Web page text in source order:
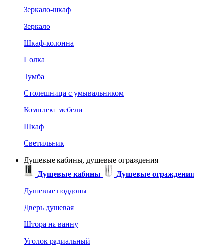
Зеркало-шкаф
Зеркало
Шкаф-колонна
Полка
Тумба
Столешница с умывальником
Комплект мебели
Шкаф
Светильник
Душевые кабины, душевые ограждения
Душевые кабины
Душевые ограждения
Душевые поддоны
Дверь душевая
Штора на ванну
Уголок радиальный